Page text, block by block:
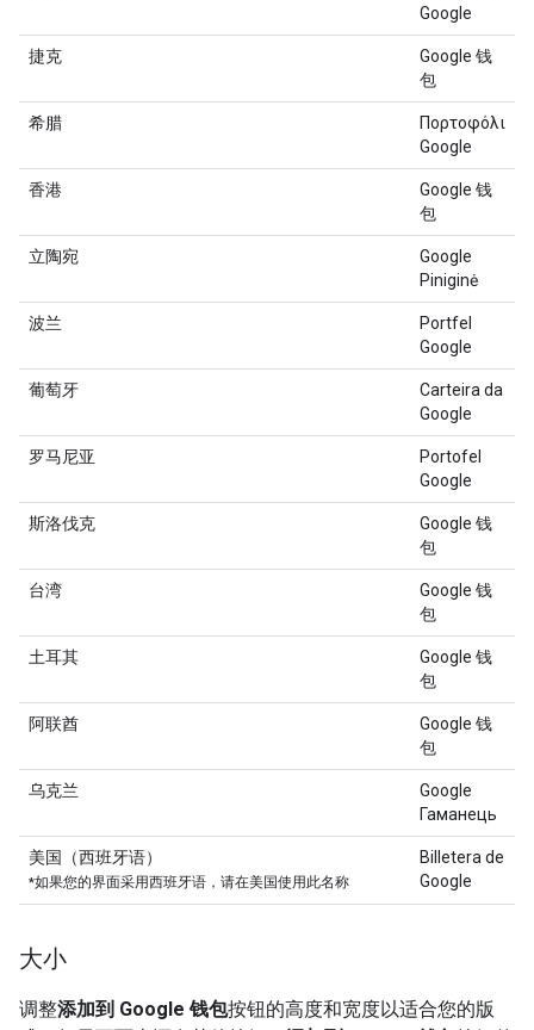
Google
捷克
Google 钱
包
希腊
Πορτοφόλι
Google
香港
Google 钱
包
立陶宛
Google
Piniginė
波兰
Portfel
Google
葡萄牙
Carteira da
Google
罗马尼亚
Portofel
Google
斯洛伐克
Google 钱
包
台湾
Google 钱
包
土耳其
Google 钱
包
阿联酋
Google 钱
包
乌克兰
Google
Гаманець
美国（西班牙语）
*如果您的界面采用西班牙语，请在美国使用此名称
Billetera de
Google
大小
调整添加到 Google 钱包按钮的高度和宽度以适合您的版